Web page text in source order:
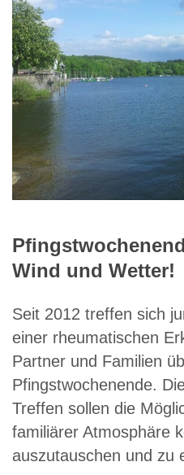
Wind und Wetter!
Seit 2012 treffen sich
einer rheumatischen
Partner und Familien
Pfingstwochenende.
Treffen sollen die
familiärer Atmosphäre
auszutauschen und zu